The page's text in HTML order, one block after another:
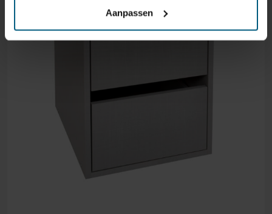
Aanpassen